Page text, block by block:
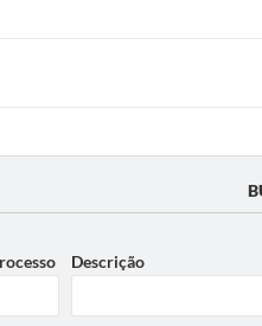
Descrição